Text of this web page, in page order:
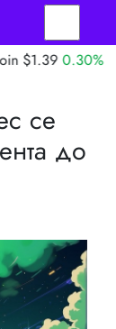
0.30%
се
до